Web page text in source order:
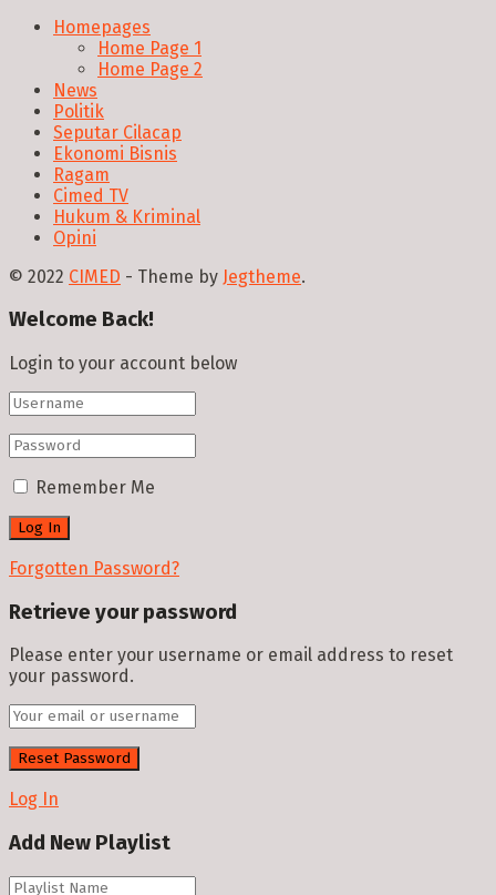
Homepages
Home Page 1
Home Page 2
News
Politik
Seputar Cilacap
Ekonomi Bisnis
Ragam
Cimed TV
Hukum & Kriminal
Opini
© 2022 CIMED - Theme by Jegtheme.
Welcome Back!
Login to your account below
Remember Me
Forgotten Password?
Retrieve your password
Please enter your username or email address to reset
your password.
Log In
Add New Playlist